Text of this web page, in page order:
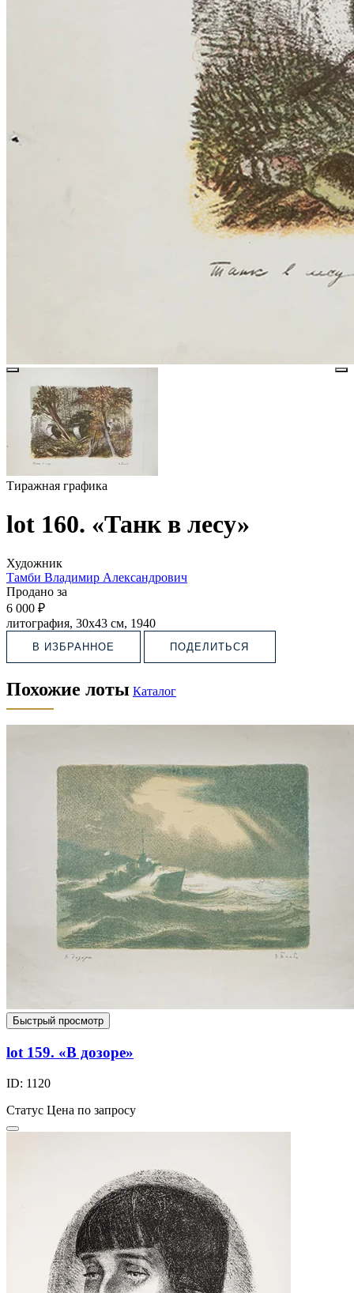
Тиражная графика
lot 160. «Танк в лесу»
Художник
Тамби Владимир Александрович
Продано за
6 000 ₽
литография, 30х43 см, 1940
В ИЗБРАННОЕ ПОДЕЛИТЬСЯ
Похожие лоты Каталог
Быстрый просмотр
lot 159. «В дозоре»
ID: 1120
Статус Цена по запросу